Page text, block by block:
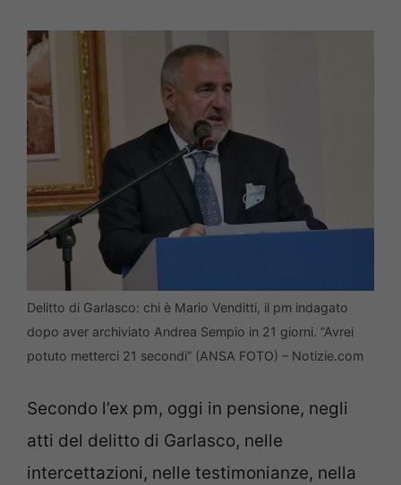
Delitto di Garlasco: chi è Mario Venditti, il pm indagato
dopo aver archiviato Andrea Sempio in 21 giorni. “Avrei
potuto metterci 21 secondi” (ANSA FOTO) – Notizie.com
Secondo l’ex pm, oggi in pensione, negli
atti del delitto di Garlasco, nelle
intercettazioni, nelle testimonianze, nella